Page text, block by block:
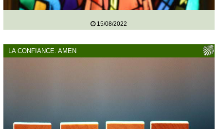
15/08/2022
LA CONFIANCE. AMEN